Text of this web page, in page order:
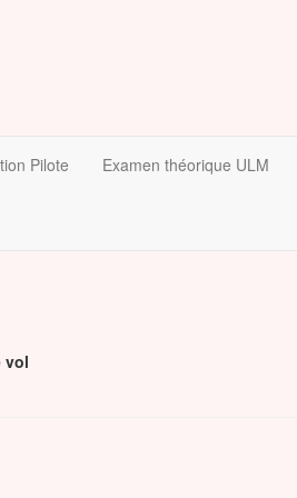
Pilote Examen théorique ULM
vol